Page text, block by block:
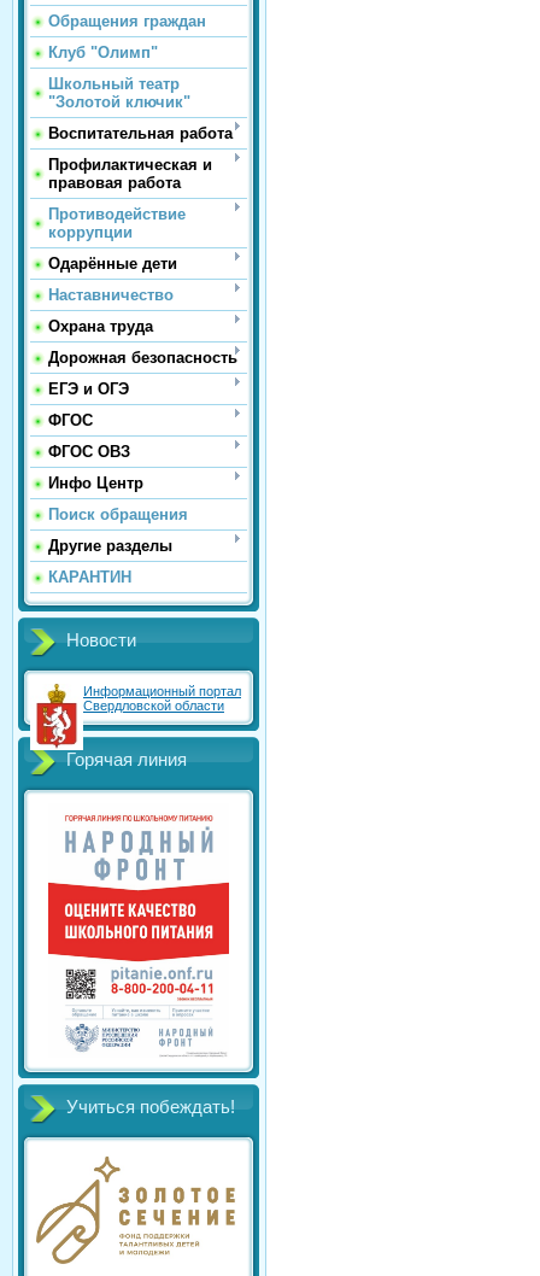
Обращения граждан
Клуб "Олимп"
Школьный театр
"Золотой ключик"
Воспитательная работа
Профилактическая и
правовая работа
Противодействие
коррупции
Одарённые дети
Наставничество
Охрана труда
Дорожная безопасность
ЕГЭ и ОГЭ
ФГОС
ФГОС ОВЗ
Инфо Центр
Поиск обращения
Другие разделы
КАРАНТИН
Новости
Информационный портал
Свердловской области
Горячая линия
Учиться побеждать!